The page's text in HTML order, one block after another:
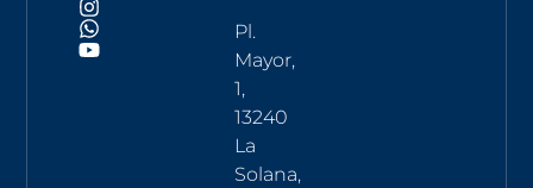
Pl.
Mayor,
1,
13240
La
Solana,